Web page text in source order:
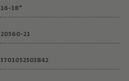
N
16-18°
20560-21
3701052503842